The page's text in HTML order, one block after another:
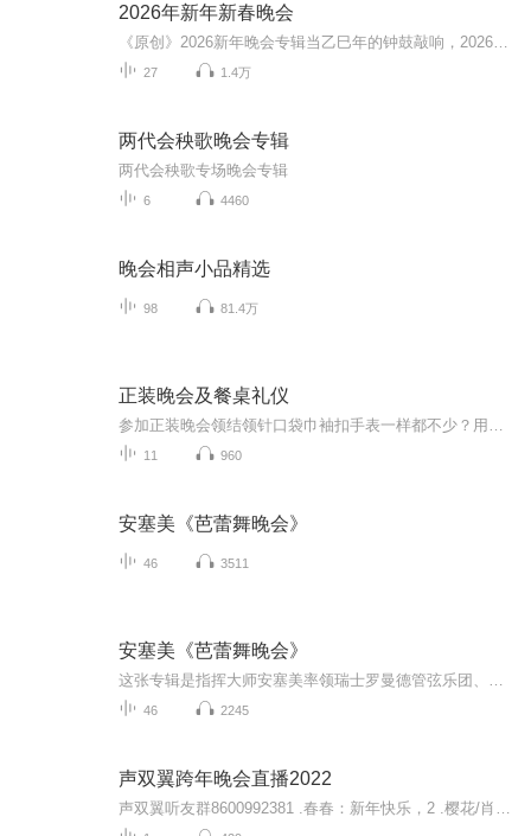
2026年新年新春晚会
27 1.4万
两代会秧歌晚会专辑
两代会秧歌专场晚会专辑
6 4460
晚会相声小品精选
98 81.4万
正装晚会及餐桌礼仪
11 960
安塞美《芭蕾舞晚会》
46 3511
安塞美《芭蕾舞晚会》
46 2245
声双翼跨年晚会直播2022